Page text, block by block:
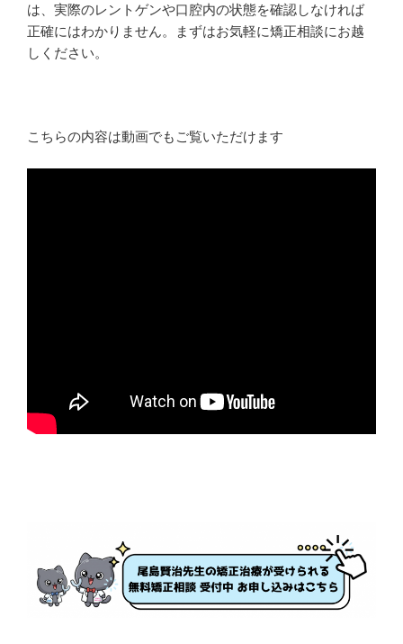
は、実際のレントゲンや口腔内の状態を確認しなければ
正確にはわかりません。まずはお気軽に矯正相談にお越
しください。
こちらの内容は動画でもご覧いただけます